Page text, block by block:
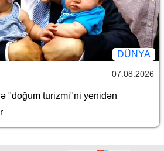
DÜNYA
07.08.2026
"doğum turizmi"ni yenidən